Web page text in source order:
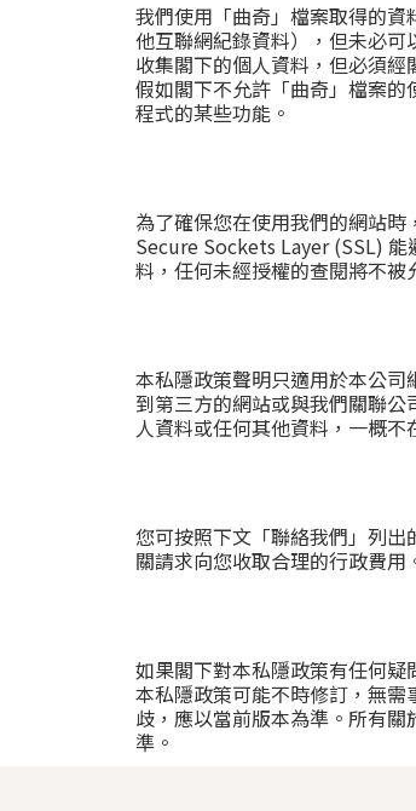
我們使用「曲奇」檔案取得的
他互聯網紀錄資料），但未必
收集閣下的個人資料，但必須
假如閣下不允許「曲奇」檔案
程式的某些功能。
為了確保您在使用我們的網站
Secure Sockets Layer (SSL)
料，任何未經授權的查閱將不被
本私隱政策聲明只適用於本公
到第三方的網站或與我們關聯
人資料或任何其他資料，一概
您可按照下文「聯絡我們」列
關請求向您收取合理的行政費用
如果閣下對本私隱政策有任何疑
本私隱政策可能不時修訂，無
歧，應以當前版本為準。所有
準。